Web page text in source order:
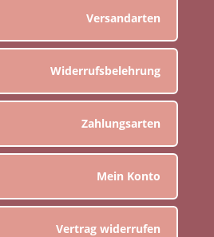
Versandarten
Widerrufsbelehrung
Zahlungsarten
Mein Konto
Vertrag widerrufen